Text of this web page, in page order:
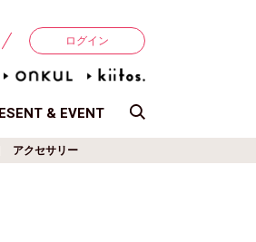
ログイン
& EVENT
アクセサリー